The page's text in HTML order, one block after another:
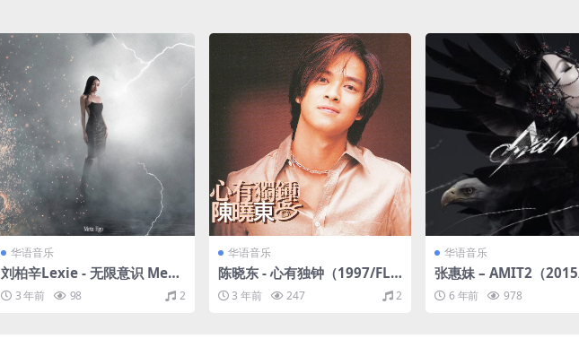
华语音乐
刘柏辛Lexie - 无限意识 Meta
Ego（2019/FLAC/分轨/183
M）
3 年前 98 2
华语音乐
陈晓东 - 心有独钟（1997/FLA
C/分轨/282M）
3 年前 247 2
华语音乐
张惠妹 – AMIT2（
C/分轨/270M）
6 年前 978